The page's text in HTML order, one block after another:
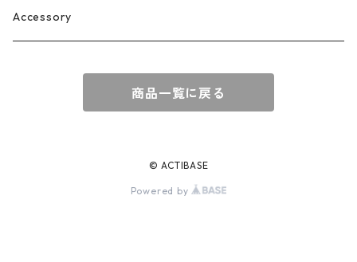
Accessory
商品一覧に戻る
© ACTIBASE
Powered by